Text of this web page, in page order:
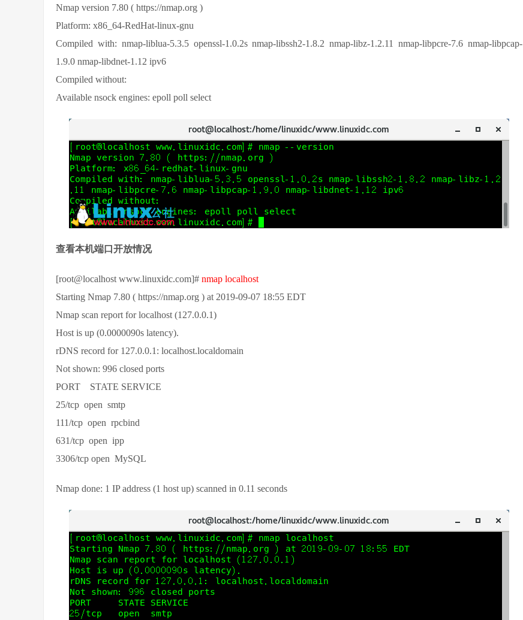
Nmap version 7.80 ( https://nmap.org )
Platform: x86_64-RedHat-linux-gnu
Compiled with: nmap-liblua-5.3.5 openssl-1.0.2s nmap-libssh2-1.8.2 nmap-libz-1.2.11 nmap-libpcre-7.6 nmap-libpcap-
1.9.0 nmap-libdnet-1.12 ipv6
Compiled without:
Available nsock engines: epoll poll select
查看本机端口开放情况
[root@localhost www.linuxidc.com]# nmap localhost
Starting Nmap 7.80 ( https://nmap.org ) at 2019-09-07 18:55 EDT
Nmap scan report for localhost (127.0.0.1)
Host is up (0.0000090s latency).
rDNS record for 127.0.0.1: localhost.localdomain
Not shown: 996 closed ports
PORT STATE SERVICE
25/tcp open smtp
111/tcp open rpcbind
631/tcp open ipp
3306/tcp open MySQL
Nmap done: 1 IP address (1 host up) scanned in 0.11 seconds